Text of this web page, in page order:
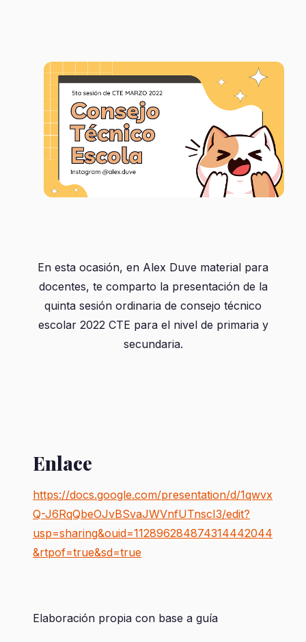
En esta ocasión, en Alex Duve material para
docentes, te comparto la presentación de la
quinta sesión ordinaria de consejo técnico
escolar 2022 CTE para el nivel de primaria y
secundaria.
Enlace
https://docs.google.com/presentation/d/1qwvx
Q-J6RqQbeOJvBSvaJWVnfUTnscI3/edit?
usp=sharing&ouid=112896284874314442044
&rtpof=true&sd=true
Elaboración propia con base a guía